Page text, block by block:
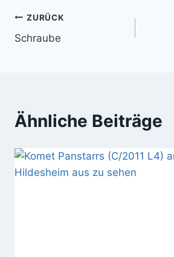
Beitragsnavigation
ZURÜCK
Schraube
Ähnliche Beiträge